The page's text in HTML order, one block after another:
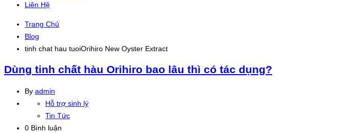
Liên Hệ
Trang Chủ
Blog
tinh chat hau tuoiOrihiro New Oyster Extract
Dùng tinh chất hàu Orihiro bao lâu thì có tác dụng?
By admin
Hỗ trợ sinh lý
Tin Tức
0 Bình luận